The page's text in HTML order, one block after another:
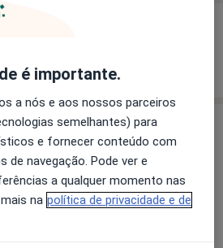
mais detalhes
sobre a experiência
sobre serviços e preços
não adicionou nenhuma
sobre serviços
é importante.
a nós e aos nossos parceiros
semelhantes) para
e fornecer conteúdo com
de navegação. Pode ver e
a qualquer momento nas
na política de privacidade e de